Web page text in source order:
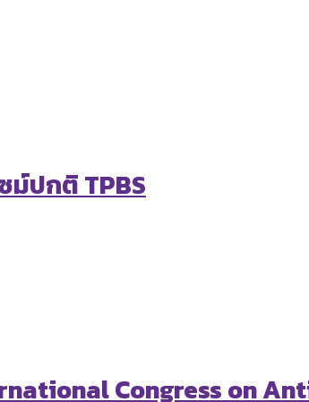
ม์ปกติ TPBS
Congress on